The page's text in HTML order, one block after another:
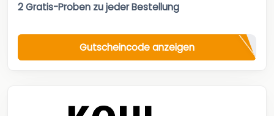
2 Gratis-Proben zu jeder Bestellung
Gutscheincode anzeigen